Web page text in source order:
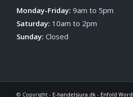
Monday-Friday: 9am to 5pm
Saturday: 10am to 2pm
Sunday: Closed
© Copyright - E-handelsjura.dk- Enfold